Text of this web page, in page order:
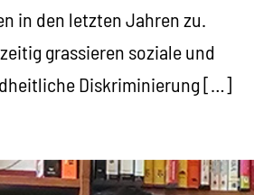
in den letzten Jahren zu.
grassieren soziale und
Diskriminierung […]